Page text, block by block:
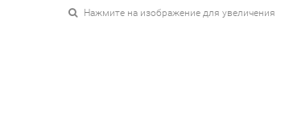
Нажмите на изображение для увеличения